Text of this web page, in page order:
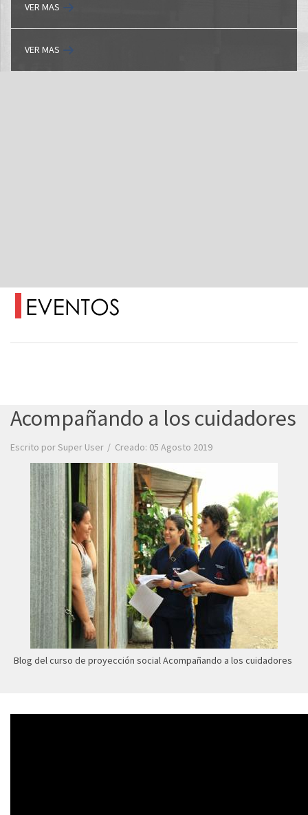
VER MAS
VER MAS
Acompañando a los cuidadores
Escrito porSuper User Creado: 05 Agosto 2019
Blog del curso de proyección social Acompañando a los cuidadores